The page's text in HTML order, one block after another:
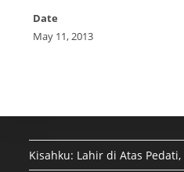
Date
May 11, 2013
Kisahku: Lahir di Atas